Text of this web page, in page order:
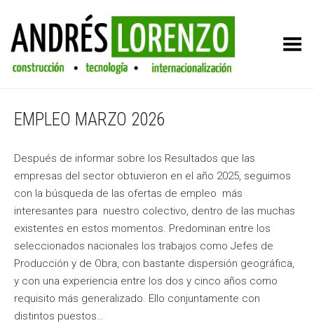
Toggle Menu
EMPLEO MARZO 2026
Después de informar sobre los Resultados que las
empresas del sector obtuvieron en el año 2025, seguimos
con la búsqueda de las ofertas de empleo más
interesantes para nuestro colectivo, dentro de las muchas
existentes en estos momentos. Predominan entre los
seleccionados nacionales los trabajos como Jefes de
Producción y de Obra, con bastante dispersión geográfica,
y con una experiencia entre los dos y cinco años como
requisito más generalizado. Ello conjuntamente con
distintos puestos…